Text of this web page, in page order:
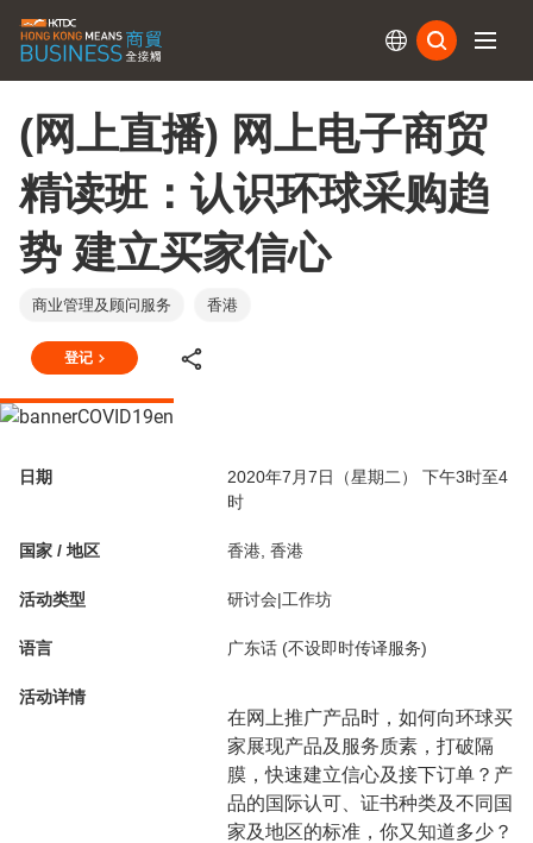
(网上直播) 网上电子商贸
精读班：认识环球采购趋
势 建立买家信心
商业管理及顾问服务 香港
登记
日期
2020年7月7日（星期二） 下午3时至4
时
国家 / 地区 香港, 香港
活动类型 研讨会|工作坊
语言 广东话 (不设即时传译服务)
活动详情
在网上推广产品时，如何向环球买
家展现产品及服务质素，打破隔
膜，快速建立信心及接下订单？产
品的国际认可、证书种类及不同国
家及地区的标准，你又知道多少？